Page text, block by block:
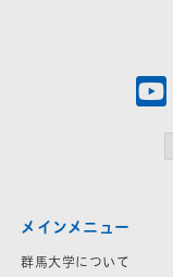
メインメニュー
群馬大学について